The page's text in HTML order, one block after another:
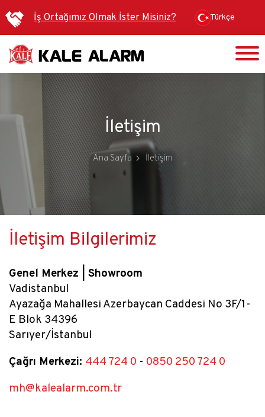
içeriğe
atla
İş Ortağımız Olmak İster Misiniz? Türkçe
İletişim
Ana Sayfa İletişim
İletişim Bilgilerimiz
Genel Merkez | Showroom
Vadistanbul
Ayazağa Mahallesi Azerbaycan Caddesi No 3F/1-
E Blok 34396
Sarıyer/İstanbul
Çağrı Merkezi: 444 724 0 - 0850 250 724 0
mh@kalealarm.com.tr